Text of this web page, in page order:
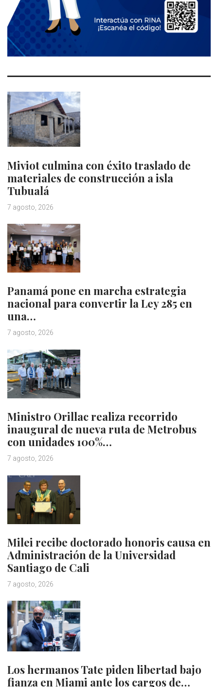
Miviot culmina con éxito traslado de
materiales de construcción a isla
Tubualá
7 agosto, 2026
Panamá pone en marcha estrategia
nacional para convertir la Ley 285 en
una…
7 agosto, 2026
Ministro Orillac realiza recorrido
inaugural de nueva ruta de Metrobus
con unidades 100%…
7 agosto, 2026
Milei recibe doctorado honoris causa en
Administración de la Universidad
Santiago de Cali
7 agosto, 2026
Los hermanos Tate piden libertad bajo
fianza en Miami ante los cargos de…